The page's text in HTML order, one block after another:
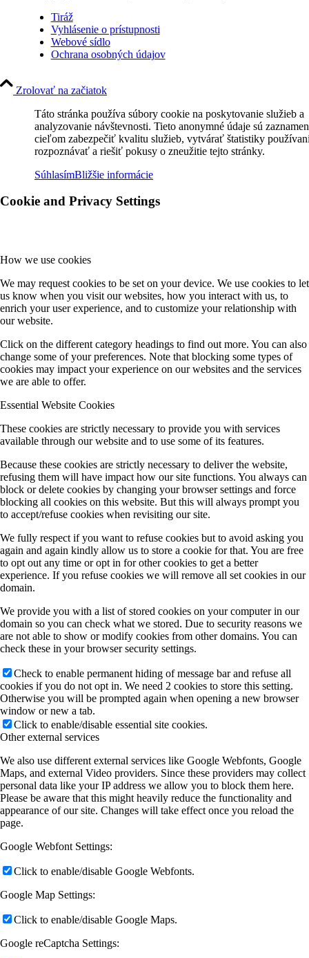
Tiráž
Vyhlásenie o prístupnosti
Webové sídlo
Ochrana osobných údajov
Zrolovať na začiatok
Táto stránka používa súbory cookie na poskytovanie služieb a
analyzovanie návštevnosti. Tieto anonymné údaje sú
cieľom zabezpečiť kvalitu služieb, vytvárať štatistiky
rozpoznávať a riešiť pokusy o zneužitie tejto stránky.
SúhlasímBližšie informácie
Cookie and Privacy Settings
How we use cookies
We may request cookies to be set on your device. We use cookies to let
us know when you visit our websites, how you interact with us, to
enrich your user experience, and to customize your relationship with
our website.
Click on the different category headings to find out more. You can also
change some of your preferences. Note that blocking some types of
cookies may impact your experience on our websites and the services
we are able to offer.
Essential Website Cookies
These cookies are strictly necessary to provide you with services
available through our website and to use some of its features.
Because these cookies are strictly necessary to deliver the website,
refusing them will have impact how our site functions. You always can
block or delete cookies by changing your browser settings and force
blocking all cookies on this website. But this will always prompt you
to accept/refuse cookies when revisiting our site.
We fully respect if you want to refuse cookies but to avoid asking you
again and again kindly allow us to store a cookie for that. You are free
to opt out any time or opt in for other cookies to get a better
experience. If you refuse cookies we will remove all set cookies in our
domain.
We provide you with a list of stored cookies on your computer in our
domain so you can check what we stored. Due to security reasons we
are not able to show or modify cookies from other domains. You can
check these in your browser security settings.
Check to enable permanent hiding of message bar and refuse all
cookies if you do not opt in. We need 2 cookies to store this setting.
Otherwise you will be prompted again when opening a new browser
window or new a tab.
Click to enable/disable essential site cookies.
Other external services
We also use different external services like Google Webfonts, Google
Maps, and external Video providers. Since these providers may collect
personal data like your IP address we allow you to block them here.
Please be aware that this might heavily reduce the functionality and
appearance of our site. Changes will take effect once you reload the
page.
Google Webfont Settings:
Click to enable/disable Google Webfonts.
Google Map Settings:
Click to enable/disable Google Maps.
Google reCaptcha Settings: